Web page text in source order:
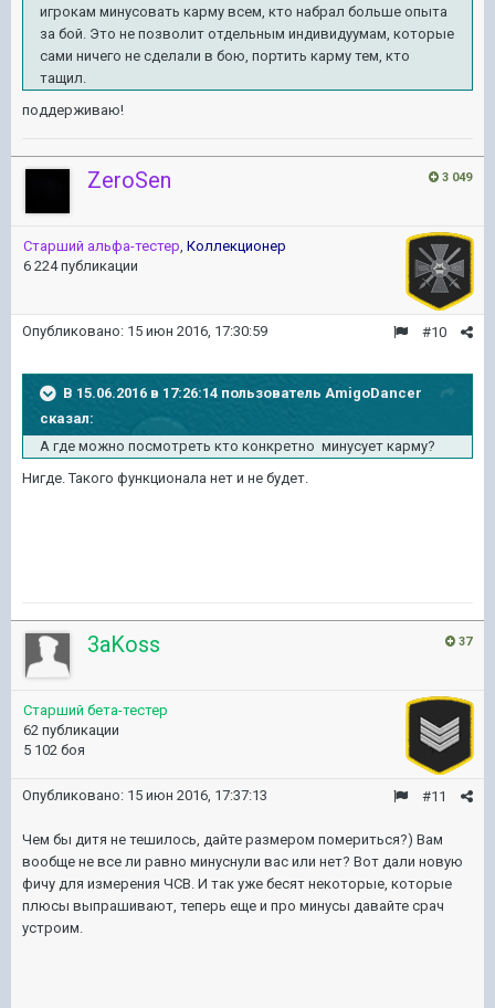
игрокам минусовать карму всем, кто набрал больше опыта
за бой. Это не позволит отдельным индивидуумам, которые
сами ничего не сделали в бою, портить карму тем, кто
тащил.
поддерживаю!
3 049
ZeroSen
Старший альфа-тестер, Коллекционер
6 224 публикации
#10
Опубликовано: 15 июн 2016, 17:30:59
В 15.06.2016 в 17:26:14 пользователь AmigoDancer
сказал:
А где можно посмотреть кто конкретно минусует карму?
Нигде. Такого функционала нет и не будет.
37
3aKoss
Старший бета-тестер
62 публикации
5 102 боя
#11
Опубликовано: 15 июн 2016, 17:37:13
Чем бы дитя не тешилось, дайте размером помериться?) Вам
вообще не все ли равно минуснули вас или нет? Вот дали новую
фичу для измерения ЧСВ. И так уже бесят некоторые, которые
плюсы выпрашивают, теперь еще и про минусы давайте срач
устроим.